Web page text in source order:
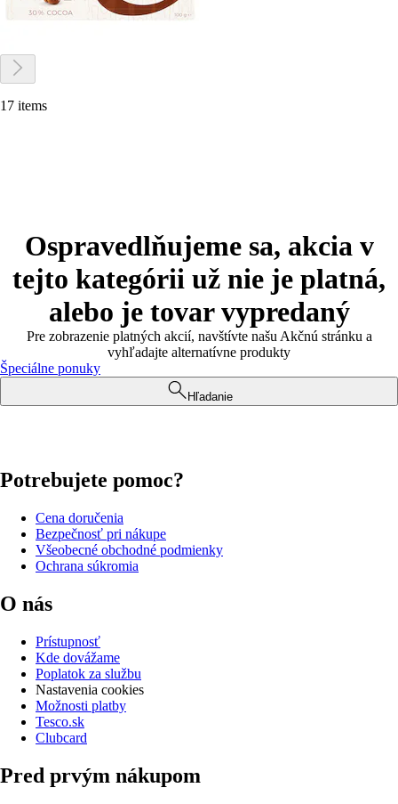
17 items
Ospravedlňujeme sa, akcia v
tejto kategórii už nie je platná,
alebo je tovar vypredaný
Pre zobrazenie platných akcií, navštívte našu Akčnú stránku a
vyhľadajte alternatívne produkty
Špeciálne ponuky
Hľadanie
Potrebujete pomoc?
Cena doručenia
Bezpečnosť pri nákupe
Všeobecné obchodné podmienky
Ochrana súkromia
O nás
Prístupnosť
Kde dovážame
Poplatok za službu
Nastavenia cookies
Možnosti platby
Tesco.sk
Clubcard
Pred prvým nákupom